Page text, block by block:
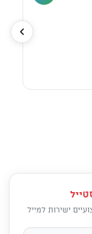
ישירות למייל